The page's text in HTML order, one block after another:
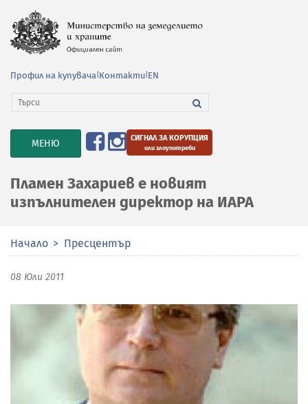
Профил на купувача Контакти EN
TOGGLE
NAVIGATION
МЕНЮ СИГНАЛ ЗА КОРУПЦИЯ
или злоупотреби
Пламен Захариев е новият
изпълнителен директор на ИАРА
Начало Пресцентър
08 Юли 2011